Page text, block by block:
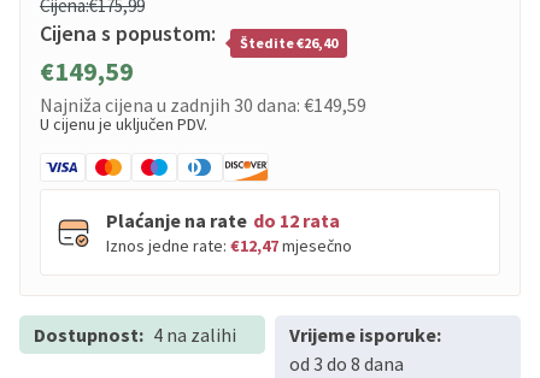
Cijena:€175,99
Cijena s popustom:
€149,59
Štedite €26,40
Najniža cijena u zadnjih 30 dana: €149,59
U cijenu je uključen PDV.
Plaćanje na rate do 12 rata
Iznos jedne rate: €12,47mjesečno
PBZ do12
Visa Premium
Dostupnost: 4 na zalihi
Vrijeme isporuke:
od 3 do 8 dana